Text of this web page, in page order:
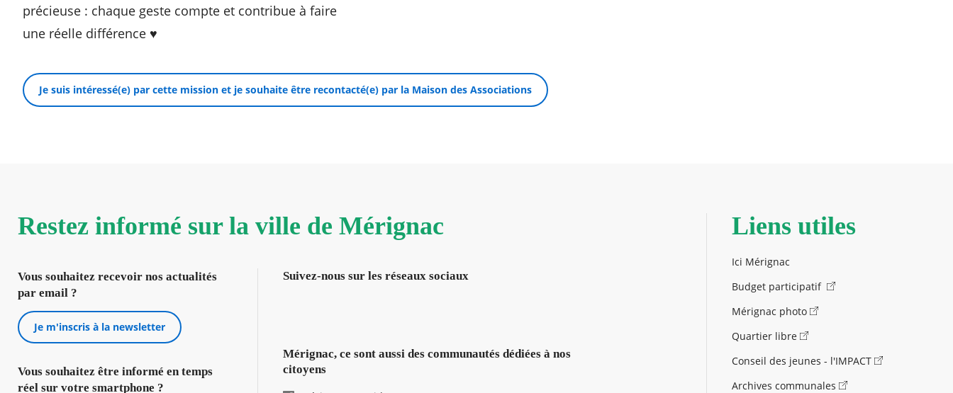
précieuse : chaque geste compte et contribue à faire
une réelle différence ♥️
Je suis intéressé(e) par cette mission et je souhaite être recontacté(e) par la Maison des Associations
Restez informé sur la ville de Mérignac
Vous souhaitez recevoir nos actualités
par email ?
Je m'inscris à la newsletter
Vous souhaitez être informé en temps
réel sur votre smartphone ?
Suivez-nous sur les réseaux sociaux
Mérignac, ce sont aussi des communautés dédiées à nos
citoyens
Liens utiles
Ici Mérignac
Budget participatif
Mérignac photo
Quartier libre
Conseil des jeunes - l'IMPACT
Archives communales